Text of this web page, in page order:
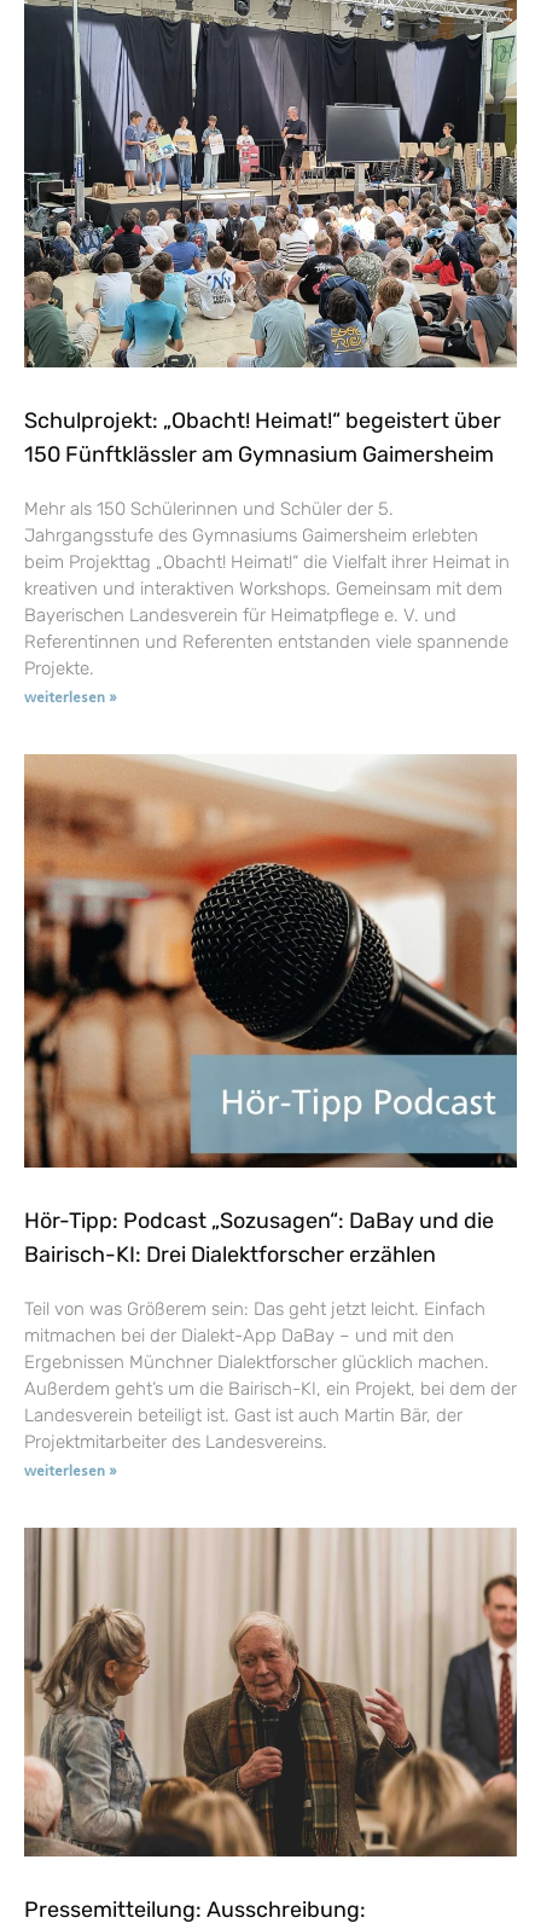
Schulprojekt: „Obacht! Heimat!“ begeistert über
150 Fünftklässler am Gymnasium Gaimersheim
Mehr als 150 Schülerinnen und Schüler der 5.
Jahrgangsstufe des Gymnasiums Gaimersheim erlebten
beim Projekttag „Obacht! Heimat!“ die Vielfalt ihrer Heimat in
kreativen und interaktiven Workshops. Gemeinsam mit dem
Bayerischen Landesverein für Heimatpflege e. V. und
Referentinnen und Referenten entstanden viele spannende
Projekte.
weiterlesen »
Hör-Tipp: Podcast „Sozusagen“: DaBay und die
Bairisch-KI: Drei Dialektforscher erzählen
Teil von was Größerem sein: Das geht jetzt leicht. Einfach
mitmachen bei der Dialekt-App DaBay – und mit den
Ergebnissen Münchner Dialektforscher glücklich machen.
Außerdem geht’s um die Bairisch-KI, ein Projekt, bei dem der
Landesverein beteiligt ist. Gast ist auch Martin Bär, der
Projektmitarbeiter des Landesvereins.
weiterlesen »
Pressemitteilung: Ausschreibung: